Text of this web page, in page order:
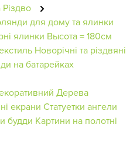
для дому та ялинки
ялинки Высота = 180см
Новорічні та різдвяні
на батарейках
Дерева
екрани Статуетки ангели
будди Картини на полотні